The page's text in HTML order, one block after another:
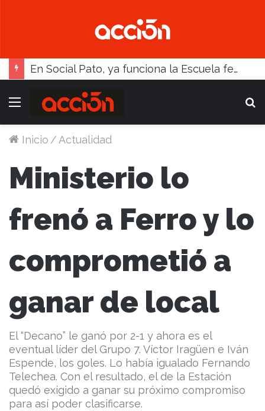
En Social Pato, ya funciona la Escuela femenina de paleta
Menú
Inicio /Actualidad
Ministerio lo
frenó a Ferro y lo
comprometió a
ganar de local
El “Decano” le ganó por 2-1 y ahora es el
eventual líder del Grupo 7. Víctor Iragüen e Iván
Espende, los goles. Lo había igualado Fernando
Telechea. Con el resultado, el de la Estación
quedó exigido a ganar su próximo compromiso
para así poder clasificarse.